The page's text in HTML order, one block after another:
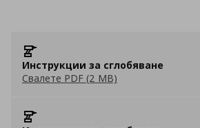
Инструкции за сглобяване
Свалете PDF (2 MB)